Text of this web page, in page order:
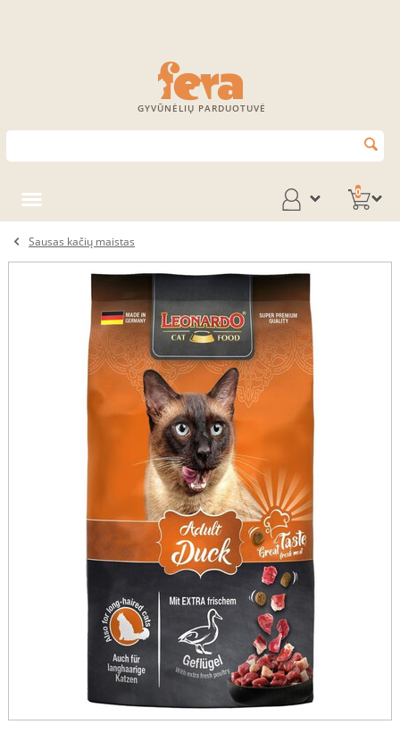
GYVŪNĖLIŲ PARDUOTUVĖ
0
Sausas kačių maistas